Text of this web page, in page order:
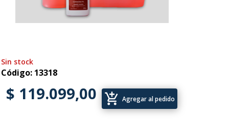
Sin stock
Código: 13318
$ 119.099,00 add_shopping_cart Agregar al pedido